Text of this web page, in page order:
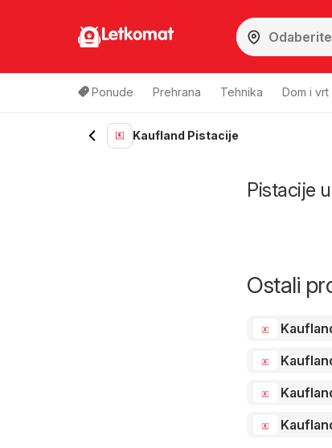
Letkomat
Ponude Prehrana Tehnika Dom i vrt
Kaufland Pistacije
Pistacije
Ostali